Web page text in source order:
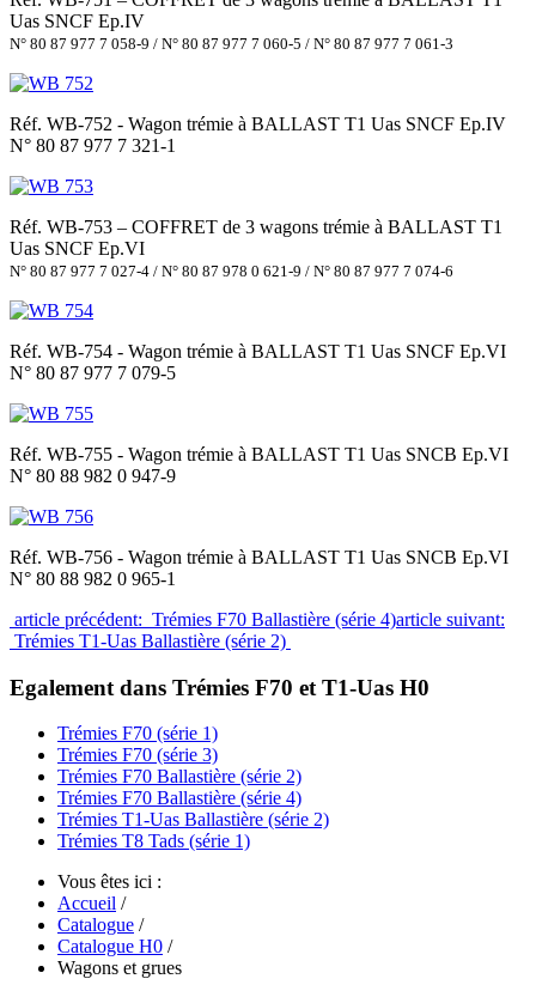
Uas SNCF Ep.IV
N° 80 87 977 7 058-9 / N° 80 87 977 7 060-5 / N° 80 87 977 7 061-3
Réf. WB-752 - Wagon trémie à BALLAST T1 Uas SNCF Ep.IV
N° 80 87 977 7 321-1
Réf. WB-753 – COFFRET de 3 wagons trémie à BALLAST T1
Uas SNCF Ep.VI
N° 80 87 977 7 027-4 / N° 80 87 978 0 621-9 / N° 80 87 977 7 074-6
Réf. WB-754 - Wagon trémie à BALLAST T1 Uas SNCF Ep.VI
N° 80 87 977 7 079-5
Réf. WB-755 - Wagon trémie à BALLAST T1 Uas SNCB Ep.VI
N° 80 88 982 0 947-9
Réf. WB-756 - Wagon trémie à BALLAST T1 Uas SNCB Ep.VI
N° 80 88 982 0 965-1
article précédent: Trémies F70 Ballastière (série 4)article suivant:
Trémies T1-Uas Ballastière (série 2)
Egalement dans Trémies F70 et T1-Uas H0
Trémies F70 (série 1)
Trémies F70 (série 3)
Trémies F70 Ballastière (série 2)
Trémies F70 Ballastière (série 4)
Trémies T1-Uas Ballastière (série 2)
Trémies T8 Tads (série 1)
Vous êtes ici :
Accueil /
Catalogue /
Catalogue H0 /
Wagons et grues